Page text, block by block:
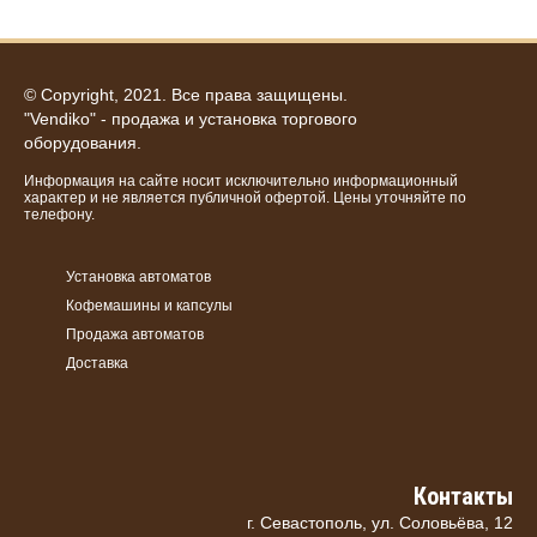
© Copyright, 2021. Все права защищены.
"Vendiko" - продажа и установка торгового
оборудования.
Информация на сайте носит исключительно информационный
характер и не является публичной офертой. Цены уточняйте по
телефону.
Установка автоматов
Кофемашины и капсулы
Продажа автоматов
Доставка
Контакты
г. Севастополь, ул. Соловьёва, 12